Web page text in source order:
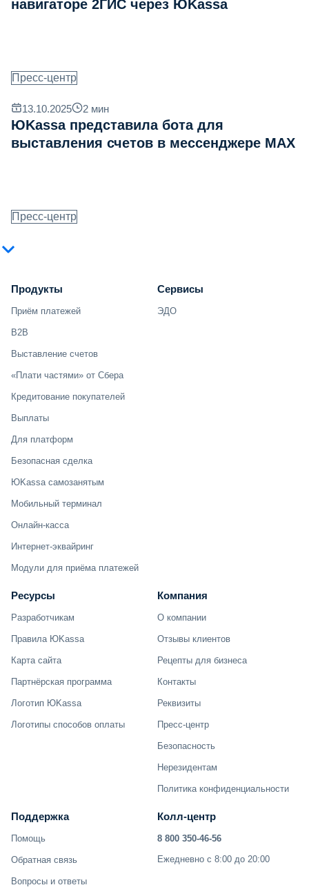
навигаторе 2ГИС через ЮKassa
Пресс-центр
13.10.2025 2 мин
ЮKassa представила бота для
выставления счетов в мессенджере MAX
Пресс-центр
Продукты
Приём платежей
B2B
Выставление счетов
«Плати частями» от Сбера
Кредитование покупателей
Выплаты
Для платформ
Безопасная сделка
ЮKassa самозанятым
Мобильный терминал
Онлайн-касса
Интернет-эквайринг
Модули для приёма платежей
Сервисы
ЭДО
Ресурсы
Разработчикам
Правила ЮKassa
Карта сайта
Партнёрская программа
Логотип ЮKassa
Логотипы способов оплаты
Компания
О компании
Отзывы клиентов
Рецепты для бизнеса
Контакты
Реквизиты
Пресс-центр
Безопасность
Нерезидентам
Политика конфиденциальности
Поддержка
Помощь
Обратная связь
Вопросы и ответы
Колл-центр
8 800 350-46-56
Ежедневно с 8:00 до 20:00